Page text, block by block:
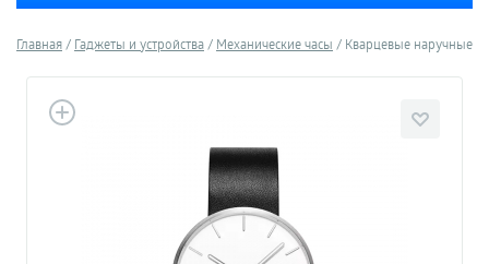
Главная Гаджеты и устройства Механические часы Кварцевые наручные